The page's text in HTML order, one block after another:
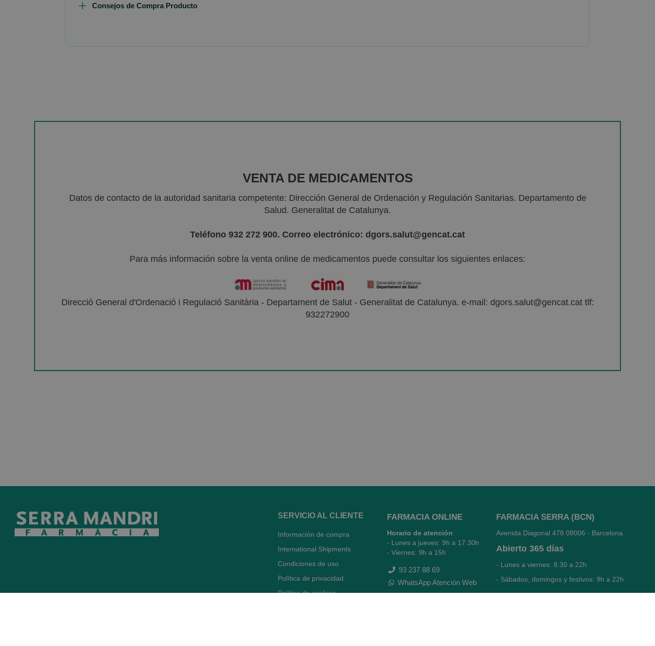
Consejos de Compra Producto
VENTA DE MEDICAMENTOS
Datos de contacto de la autoridad sanitaria competente: Dirección General de Ordenación y Regulación Sanitarias. Departamento de
Salud. Generalitat de Catalunya.
Teléfono 932 272 900. Correo electrónico: dgors.salut@gencat.cat
Para más información sobre la venta online de medicamentos puede consultar los siguientes enlaces:
Direcció General d'Ordenació i Regulació Sanitària - Departament de Salut - Generalitat de Catalunya. e-mail: dgors.salut@gencat.cat tlf:
932272900
SERVICIO AL CLIENTE
Información de compra
International Shipments
Condiciones de uso
Política de privacidad
Política de cookies
FARMACIA ONLINE
Horario de atención:
- Lunes a jueves: 9h a 17.30h
- Viernes: 9h a 15h
93 237 88 69
WhatsApp Atención Web
FARMACIA SERRA (BCN)
Avenida Diagonal 478 08006 - Barcelona
Abierto 365 días
- Lunes a viernes: 8.30 a 22h
- Sábados, domingos y festivos: 9h a 22h